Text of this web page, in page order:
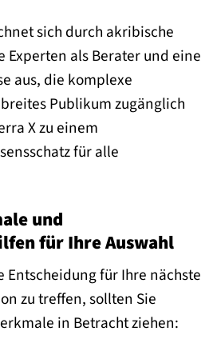
sich durch akribische
Experten als Berater und eine
aus, die komplexe
Publikum zugänglich
X zu einem
für alle
und
für Ihre Auswahl
Entscheidung für Ihre nächste
zu treffen, sollten Sie
in Betracht ziehen: